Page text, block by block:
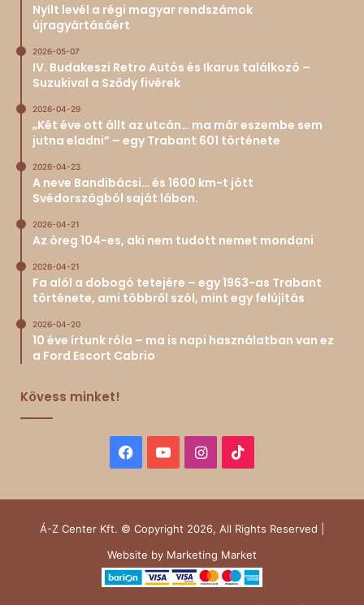
Nyílt levél a régi magyar rendszámok
újragyártásáért
2026-05-07
IV. Budakeszi Retro Autós és Ikarus találkozó –
Suzukival a Sződy fivérek
2026-04-29
„Két éve ott állt az utcán… ma már eszembe sem
jutna eladni” – egy Trabant 601 története
2026-04-23
A neve Bandibácsi… és 1600 km-t jött
Svédországból saját lábon.
2026-04-21
Az öreg 104-es, aki nem tudott nemet mondani
2026-04-21
Fa alól a dobogó tetejére – egy 1963-as Trabant
története, ami többről szól, mint egy felújítás
2026-04-20
10 éve írtunk róla – ma is napi használatban van ez
a Ford Escort Cabrio
Kövess minket!
Facebook
YouTubeInstagram
Á-Z Center Kft. © Copyright 2026, All Rights Reserved |
Website by Marketing Market